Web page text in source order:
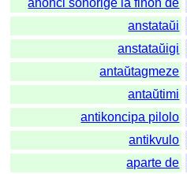
anonci sonorige la finon de
anstataŭi
anstataŭigi
antaŭtagmeze
antaŭtimi
antikoncipa pilolo
antikvulo
aparte de